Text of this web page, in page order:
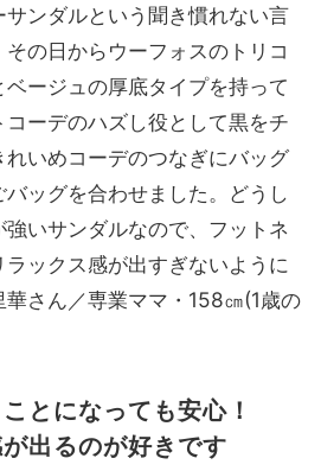
サンダルという聞き慣れない言
の日からウーフォスのトリコ
ージュの厚底タイプを持って
ーデのハズし役として黒をチ
れいめコーデのつなぎにバッグ
ッグを合わせました。どうし
いサンダルなので、フットネ
ックス感が出すぎないように
華さん／専業ママ・158㎝(1歳の
とになっても安心！
出るのが好きです